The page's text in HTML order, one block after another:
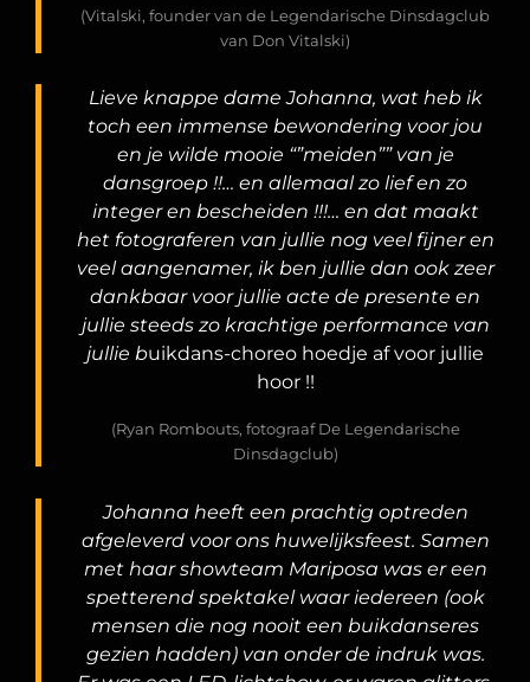
(Vitalski, founder van de Legendarische Dinsdagclub
van Don Vitalski)
Lieve knappe dame Johanna, wat heb ik
toch een immense bewondering voor jou
en je wilde mooie “”meiden”” van je
dansgroep !!… en allemaal zo lief en zo
integer en bescheiden !!!… en dat maakt
het fotograferen van jullie nog veel fijner en
veel aangenamer, ik ben jullie dan ook zeer
dankbaar voor jullie acte de presente en
jullie steeds zo krachtige performance van
jullie buikdans-choreo hoedje af voor jullie
hoor !!
(Ryan Rombouts, fotograaf De Legendarische
Dinsdagclub)
Johanna heeft een prachtig optreden
afgeleverd voor ons huwelijksfeest. Samen
met haar showteam Mariposa was er een
spetterend spektakel waar iedereen (ook
mensen die nog nooit een buikdanseres
gezien hadden) van onder de indruk was.